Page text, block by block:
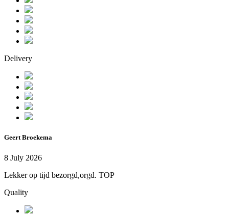
Delivery
Geert Broekema
8 July 2026
Lekker op tijd bezorgd,orgd. TOP
Quality